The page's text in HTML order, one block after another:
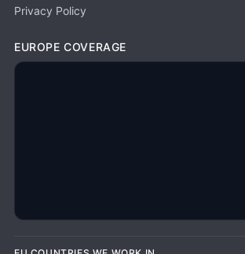
Privacy Policy
EUROPE COVERAGE